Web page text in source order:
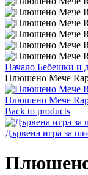
Начало Бебешки и
Плюшено Мече
Плюшено Мече
Back to products
Дървена игра за